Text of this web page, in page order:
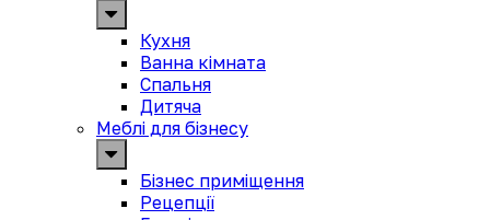
Кухня
Ванна кімната
Спальня
Дитяча
Меблі для бізнесу
Бізнес приміщення
Рецепції